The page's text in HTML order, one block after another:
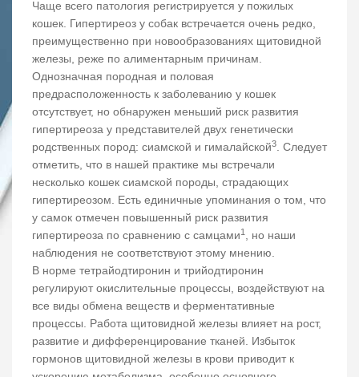
Чаще всего патология регистрируется у пожилых
кошек. Гипертиреоз у собак встречается очень редко,
преимущественно при новообразованиях щитовидной
железы, реже по алиментарным причинам.
Однозначная породная и половая
предрасположенность к заболеванию у кошек
отсутствует, но обнаружен меньший риск развития
гипертиреоза у представителей двух генетически
родственных пород: сиамской и гималайской3. Следует
отметить, что в нашей практике мы встречали
несколько кошек сиамской породы, страдающих
гипертиреозом. Есть единичные упоминания о том, что
у самок отмечен повышенный риск развития
гипертиреоза по сравнению с самцами1 , но наши
наблюдения не соответствуют этому мнению.
В норме тетрайодтиронин и трийодтиронин
регулируют окислительные процессы, воздействуют на
все виды обмена веществ и ферментативные
процессы. Работа щитовидной железы влияет на рост,
развитие и дифференцирование тканей. Избыток
гормонов щитовидной железы в крови приводит к